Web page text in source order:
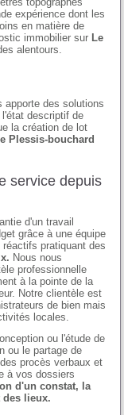
expérience dont les
en matière de
immobilier sur Le
alentours.
apporte des solutions
descriptif de
la création de lot
Plessis-bouchard
service depuis
d'un travail
grâce à une équipe
pratiquant des
Nous nous
professionnelle
à la pointe de la
Notre clientèle est
de bien mais
locales.
ou l'étude de
ou le partage de
procès verbaux et
à vos dossiers
d'un constat, la
lieux.